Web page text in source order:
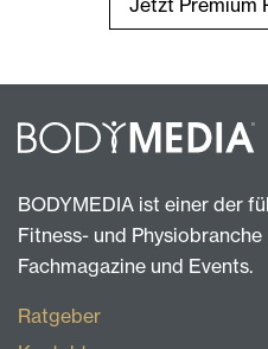
Jetzt Premium
BODYMEDIA ist einer der
Fitness- und
Fachmagazine und Events.
Ratgeber